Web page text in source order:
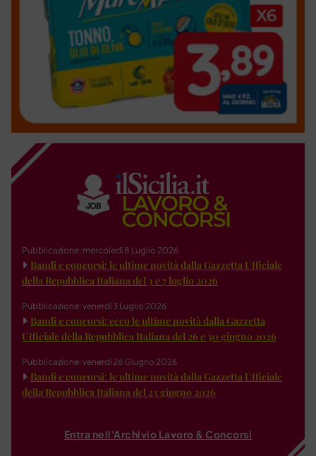
Pubblicazione: mercoledì 8 Luglio 2026
Bandi e concorsi: le ultime novità dalla Gazzetta Ufficiale
della Repubblica Italiana del 3 e 7 luglio 2026
Pubblicazione: venerdì 3 Luglio 2026
Bandi e concorsi: ecco le ultime novità dalla Gazzetta
Ufficiale della Repubblica Italiana del 26 e 30 giugno 2026
Pubblicazione: venerdì 26 Giugno 2026
Bandi e concorsi: le ultime novità dalla Gazzetta Ufficiale
della Repubblica Italiana del 23 giugno 2026
Entra nell'Archivio Lavoro & Concorsi